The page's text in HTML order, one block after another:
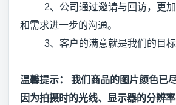
2、公司通过邀请与回访，更加
和需求进一步的沟通。
3、客户的满意就是我们的目标
温馨提示： 我们商品的图片颜色已
因为拍摄时的光线、显示器的分辨